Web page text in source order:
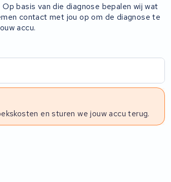
basis van die diagnose bepalen wij wat
contact met jou op om de diagnose te
accu.
en sturen we jouw accu terug.